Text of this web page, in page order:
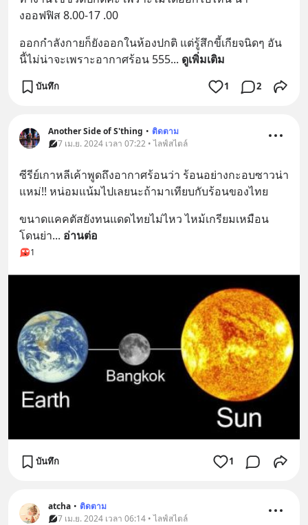
งออฟฟิส 8.00-17 .00
ออกกำลังกายก็ยังออกในห้องปกติ แต่รู้สึกขี้เกียจนิดๆ อัน
นี้ไม่น่าจะเพราะอากาศร้อน 555... ดูเพิ่มเติม
บันทึก 1 2
Another Side of S'thing • ติดตาม
7 เม.ย. 2024 เวลา 07:22 • ไลฟ์สไตล์
ซีรีย์เกาหลีเค้าพูดถึงอากาศร้อนว่า ร้อนอย่างกะอบซาวน่า
แหม่!! หน่อมแน้มไปเลยนะถ้ามาเทียบกับร้อนของไทย
ขนาดแคคตัสยังทนแดดไทยไม่ไหว ไหม้เกรียมเหมือน
โดนย่า... อ่านต่อ
1
บันทึก 1
atcha • ติดตาม
7 เม.ย. 2024 เวลา 06:14 • ไลฟ์สไตล์